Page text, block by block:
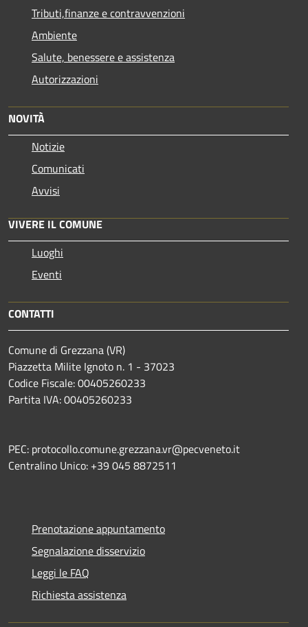
Tributi,finanze e contravvenzioni
Ambiente
Salute, benessere e assistenza
Autorizzazioni
NOVITÀ
Notizie
Comunicati
Avvisi
VIVERE IL COMUNE
Luoghi
Eventi
CONTATTI
Comune di Grezzana (VR)
Piazzetta Milite Ignoto n. 1 - 37023
Codice Fiscale: 00405260233
Partita IVA: 00405260233
PEC: protocollo.comune.grezzana.vr@pecveneto.it
Centralino Unico: +39 045 8872511
Prenotazione appuntamento
Segnalazione disservizio
Leggi le FAQ
Richiesta assistenza